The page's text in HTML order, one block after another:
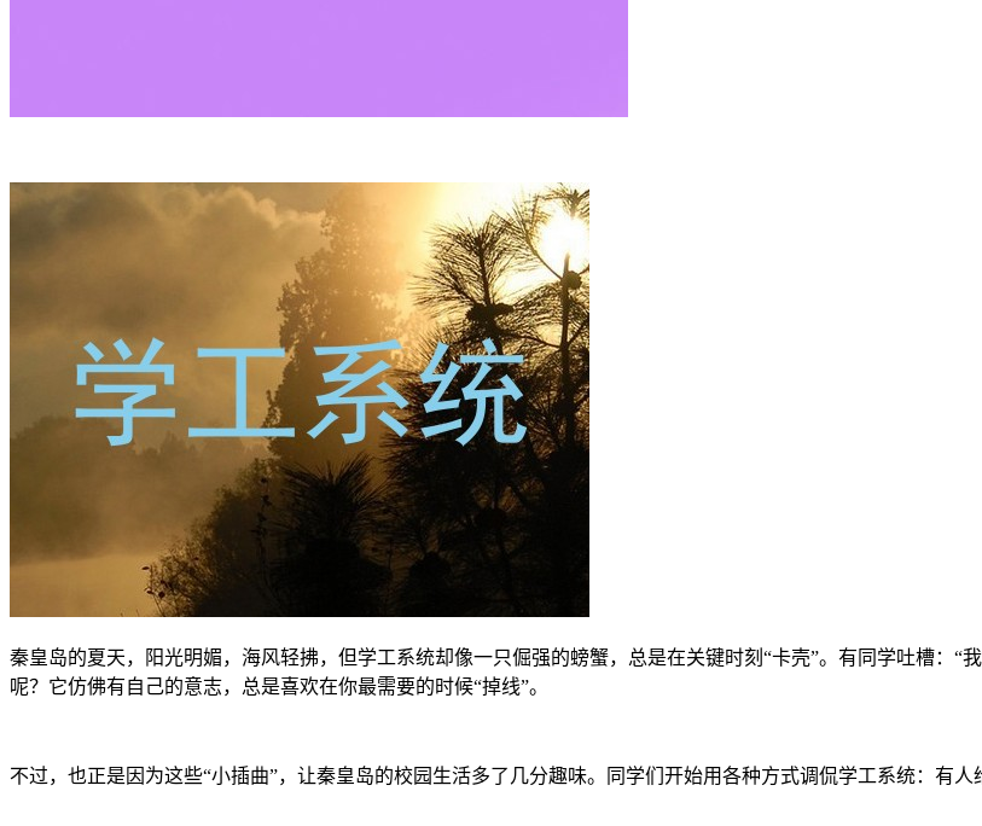
秦皇岛的夏天，阳光明媚，海风轻拂，但学工系统却像一只倔强的螃蟹，总是在关键时刻“卡壳”。有同学吐槽：“
呢？它仿佛有自己的意志，总是喜欢在你最需要的时候“掉线”。
不过，也正是因为这些“小插曲”，让秦皇岛的校园生活多了几分趣味。同学们开始用各种方式调侃学工系统：有